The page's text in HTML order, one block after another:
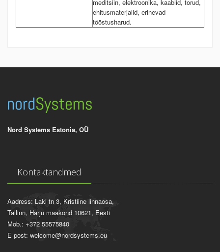
meditsiin, elektroonika, kaablid, torud,
ehitusmaterjalid, erinevad
tööstusharud.
Nord Systems Estonia, OÜ
Kontaktandmed
Aadress: Laki tn 3, Kristiine linnaosa,
Tallinn, Harju maakond 10621, Eesti
Mob.: +372 55575840
E-post: welcome@nordsystems.eu